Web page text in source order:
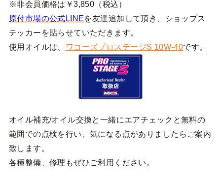
※非会員価格は￥3,850（税込）
原付市場の公式LINEを友達追加して頂き、ショップス
テッカーを貼らせていただきます。
使用オイルは、
ワコーズプロステージS 10W-40です。
オイル補充/オイル交換と一緒にエアチェックと無料の
範囲での点検を行い、気になる点がありましたらご案内
致します。
各種整備、修理もぜひご利用ください。